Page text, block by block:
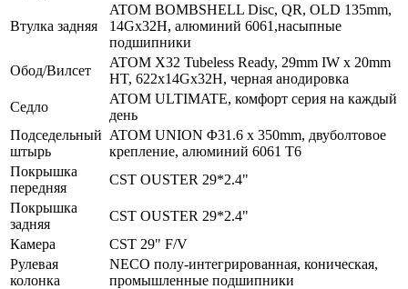
Втулка задняя
ATOM BOMBSHELL Disc, QR, OLD 135mm,
14Gx32H, алюминий 6061,насыпные
подшипники
Обод/Вилсет
ATOM X32 Tubeless Ready, 29mm IW x 20mm
HT, 622x14Gx32H, черная анодировка
Седло
ATOM ULTIMATE, комфорт серия на каждый
день
Подседельный
штырь
ATOM UNION Φ31.6 х 350mm, двуболтовое
крепление, алюминий 6061 T6
Покрышка
передняя
CST OUSTER 29*2.4"
Покрышка
задняя
CST OUSTER 29*2.4"
Камера
CST 29" F/V
Рулевая
колонка
NECO полу-интегрированная, коническая,
промышленные подшипники